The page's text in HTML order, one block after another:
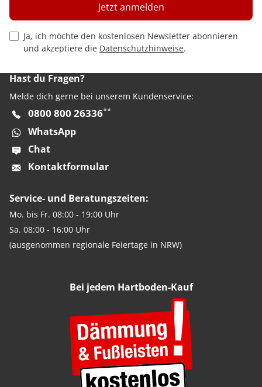
Privacy Policy Checkbox
Ja, ich möchte den kostenlosen Newsletter abonnieren
und akzeptiere die Datenschutzhinweise.
Jetzt anmelden
Hast du Fragen?
Melde dich gerne bei unserem Kundenservice:
0800 800 26336**
WhatsApp
Chat
Kontaktformular
Service- und Beratungszeiten:
Mo. bis Fr. 08:00 - 19:00 Uhr
Sa. 08:00 - 16:00 Uhr
(ausgenommen regionale Feiertage in NRW)
Bei jedem Hartboden-Kauf